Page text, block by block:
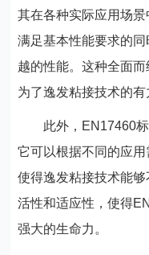
其在各种实际应用场
满足基本性能要求的
越的性能。这种全面
为了逸发粘接技术的有
此外，EN17460
它可以根据不同的应用
使得逸发粘接技术能
活性和适应性，使得
强大的生命力。